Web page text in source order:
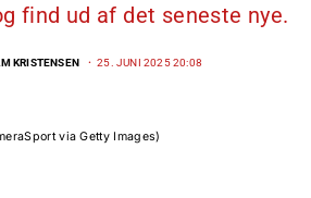
find ud af det seneste nye.
KRISTENSEN 25. JUNI 2025 20:08
via Getty Images)